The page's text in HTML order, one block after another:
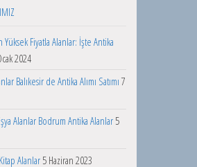
Yüksek Fiyatla Alanlar: İşte Antika
2024
Balıkesir de Antika Alımı Satımı 7
Alanlar Bodrum Antika Alanlar 5
Alanlar 5 Haziran 2023